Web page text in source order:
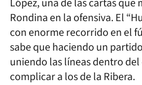
Rondina en la ofensiva. El
con enorme recorrido en el
sabe que haciendo un
uniendo las líneas dentro
complicar a los de la Ribera.